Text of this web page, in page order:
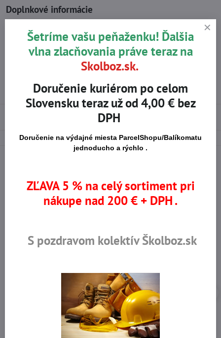
Doplnkové informácie
Vrchný materiál
Polyester
EN ISO 13688 – minimálne riziká
Vlastnosti odevu: Prievzdušné,Vetruvzdorný
Na trhu od r​. 2008 Certifikované výrobky
Šetríme vašu peňaženku! Ďalšia
vlna zlacňovania práve teraz na
Skolboz.sk.
Doručenie kuriérom po celom
Slovensku teraz už od 4,00 € bez
DPH
Doručenie na výdajné miesta ParcelShopu/Balíkomatu
jednoducho a rýchlo .
ZĽAVA 5 % na celý sortiment pri
nákupe nad 200 € + DPH .
S pozdravom kolektív Školboz.sk